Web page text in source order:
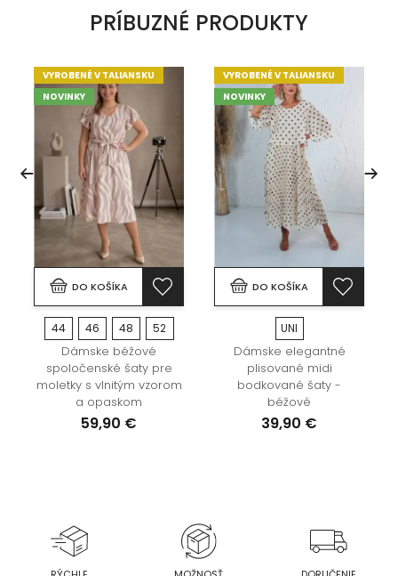
PRÍBUZNÉ PRODUKTY
VYROBENÉ V TALIANSKU
NOVINKY
DO KOŠÍKA
44 46 48 52
Dámske béžové
spoločenské šaty pre
moletky s vlnitým vzorom
a opaskom
59,90 €
VYROBENÉ V TALIANSKU
NOVINKY
DO KOŠÍKA
UNI
Dámske elegantné
plisované midi
bodkované šaty -
béžové
39,90 €